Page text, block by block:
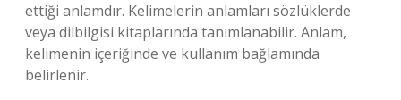
ettiği anlamdır. Kelimelerin anlamları sözlüklerde
veya dilbilgisi kitaplarında tanımlanabilir. Anlam,
kelimenin içeriğinde ve kullanım bağlamında
belirlenir.